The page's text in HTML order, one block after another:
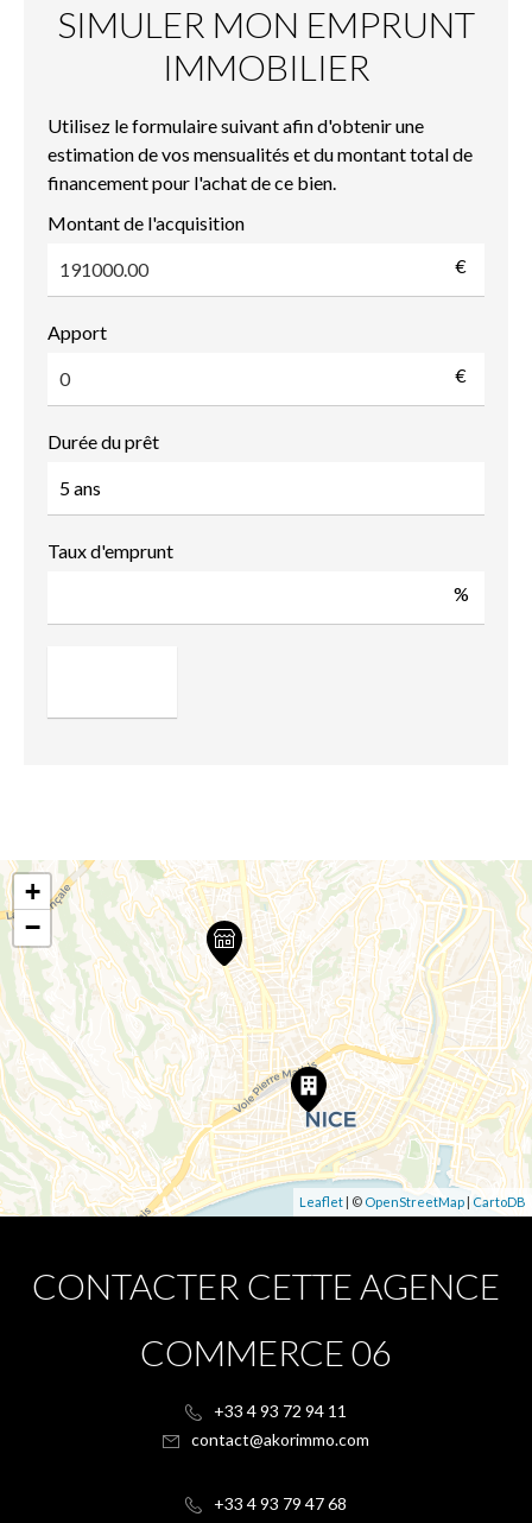
SIMULER MON EMPRUNT
IMMOBILIER
Utilisez le formulaire suivant afin d'obtenir une
estimation de vos mensualités et du montant total de
financement pour l'achat de ce bien.
Montant de l'acquisition
€
Apport
€
Durée du prêt
Taux d'emprunt
%
+
−
Leaflet | © OpenStreetMap | CartoDB
CONTACTER CETTE AGENCE
COMMERCE 06
+33 4 93 72 94 11
contact@akorimmo.com
+33 4 93 79 47 68